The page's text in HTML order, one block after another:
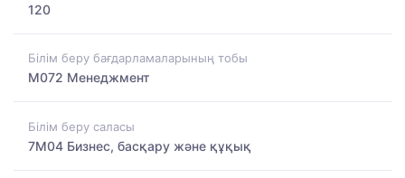
120
Білім беру бағдарламаларының тобы
M072 Менеджмент
Білім беру саласы
7M04 Бизнес, басқару және құқық